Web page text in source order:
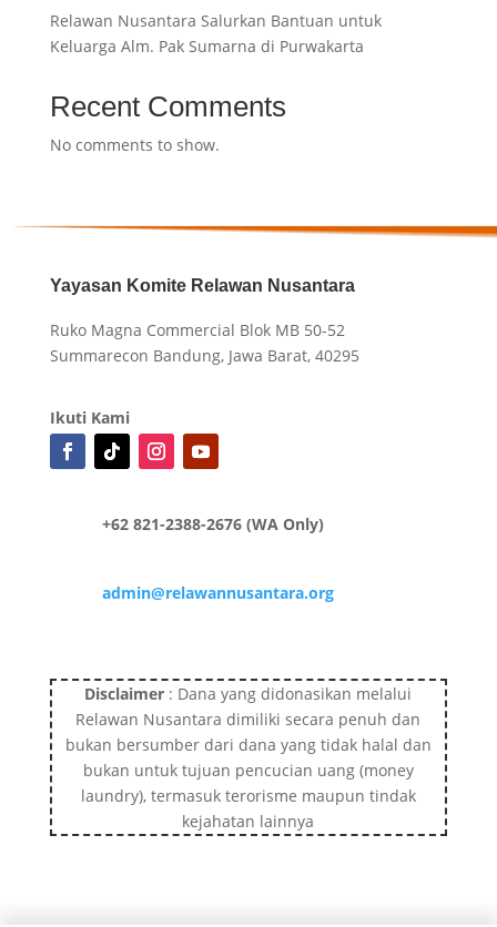
Relawan Nusantara Salurkan Bantuan untuk
Keluarga Alm. Pak Sumarna di Purwakarta
Recent Comments
No comments to show.
Yayasan Komite Relawan Nusantara
Ruko Magna Commercial Blok MB 50-52
Summarecon Bandung, Jawa Barat, 40295
Ikuti Kami
+62 821-2388-2676 (WA Only)
admin@relawannusantara.org
Disclaimer : Dana yang didonasikan melalui
Relawan Nusantara dimiliki secara penuh dan
bukan bersumber dari dana yang tidak halal dan
bukan untuk tujuan pencucian uang (money
laundry), termasuk terorisme maupun tindak
kejahatan lainnya